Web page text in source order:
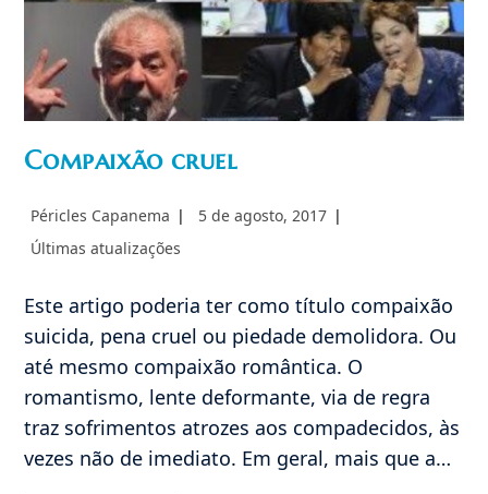
Compaixão cruel
Autor
post:
Péricles Capanema
Post
5 de agosto, 2017
Categoria
Últimas atualizações
Este artigo poderia ter como título compaixão
suicida, pena cruel ou piedade demolidora. Ou
até mesmo compaixão romântica. O
romantismo, lente deformante, via de regra
traz sofrimentos atrozes aos compadecidos, às
vezes não de imediato. Em geral, mais que a…